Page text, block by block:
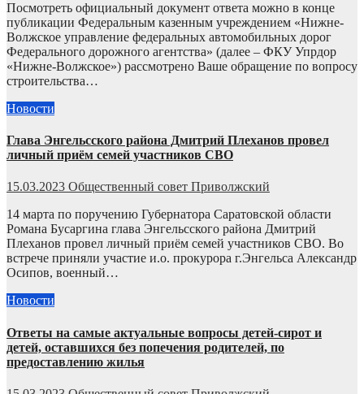
Посмотреть официальный документ ответа можно в конце
публикации Федеральным казенным учреждением «Нижне-
Волжское управление федеральных автомобильных дорог
Федерального дорожного агентства» (далее – ФКУ Упрдор
«Нижне-Волжское») рассмотрено Ваше обращение по вопросу
строительства…
Новости
Глава Энгельсского района Дмитрий Плеханов провел
личный приём семей участников СВО
15.03.2023 Общественный совет Приволжский
14 марта по поручению Губернатора Саратовской области
Романа Бусаргина глава Энгельсского района Дмитрий
Плеханов провел личный приём семей участников СВО. Во
встрече приняли участие и.о. прокурора г.Энгельса Александр
Осипов, военный…
Новости
Ответы на самые актуальные вопросы детей-сирот и
детей, оставшихся без попечения родителей, по
предоставлению жилья